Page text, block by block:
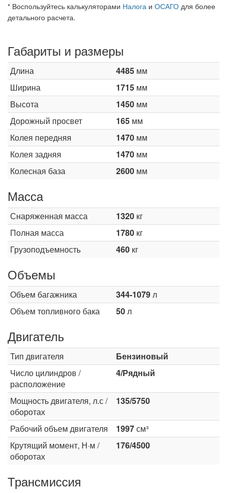
* Воспользуйтесь калькуляторами Налога и ОСАГО для более
детального расчета.
Габариты и размеры
Длина 4485 мм
Ширина
1715 мм
Высота
1450 мм
Дорожный просвет
165 мм
Колея передняя
1470 мм
Колея задняя
1470 мм
Колесная база
2600 мм
Масса
Снаряженная масса 1320 кг
Полная масса
1780 кг
Грузоподъемность
460 кг
Объемы
Объем багажника 344-1079л
Объем топливного бака
50л
Двигатель
Тип двигателя
Бензиновый
Число цилиндров /
расположение
4/Рядный
Мощность двигателя, л.с /
оборотах
135/5750
Рабочий объем двигателя 1997см³
Крутящий момент, Н·м /
оборотах
176/4500
Трансмиссия